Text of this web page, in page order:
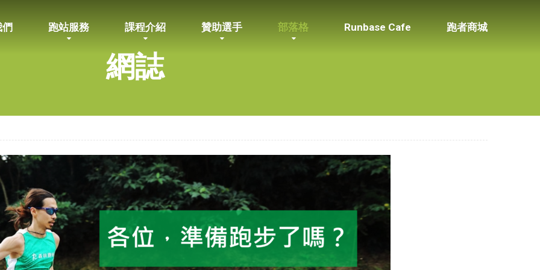
跑站服務 課程介紹 贊助選手 部落格 Runbase Cafe 跑者商城
網誌